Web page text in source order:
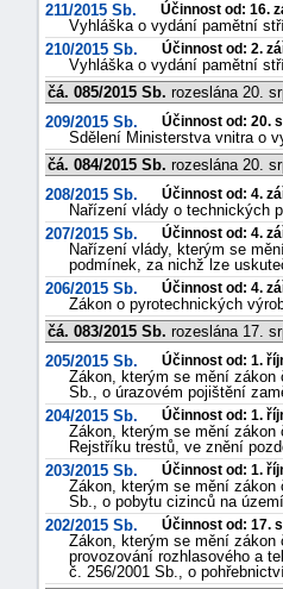
211/2015 Sb.
Účinnost od: 16.
Vyhláška o vydání pamětní
210/2015 Sb.
Účinnost od: 2.
Vyhláška o vydání pamětní
čá. 085/2015 Sb. rozeslána 20.
209/2015 Sb.
Účinnost od: 20.
Sdělení Ministerstva vnitra o
čá. 084/2015 Sb. rozeslána 20.
208/2015 Sb.
Účinnost od: 4.
Nařízení vlády o technických
207/2015 Sb.
Účinnost od: 4.
Nařízení vlády, kterým se
podmínek, za nichž lze
206/2015 Sb.
Účinnost od: 4.
Zákon o pyrotechnických
čá. 083/2015 Sb. rozeslána 17.
205/2015 Sb.
Účinnost od: 1.
Zákon, kterým se mění zákon
Sb., o úrazovém pojištění
204/2015 Sb.
Účinnost od: 1.
Zákon, kterým se mění zákon
Rejstříku trestů, ve znění
203/2015 Sb.
Účinnost od: 1.
Zákon, kterým se mění zákon
Sb., o pobytu cizinců na
202/2015 Sb.
Účinnost od: 17.
Zákon, kterým se mění zákon
provozování rozhlasového a
č. 256/2001 Sb., o